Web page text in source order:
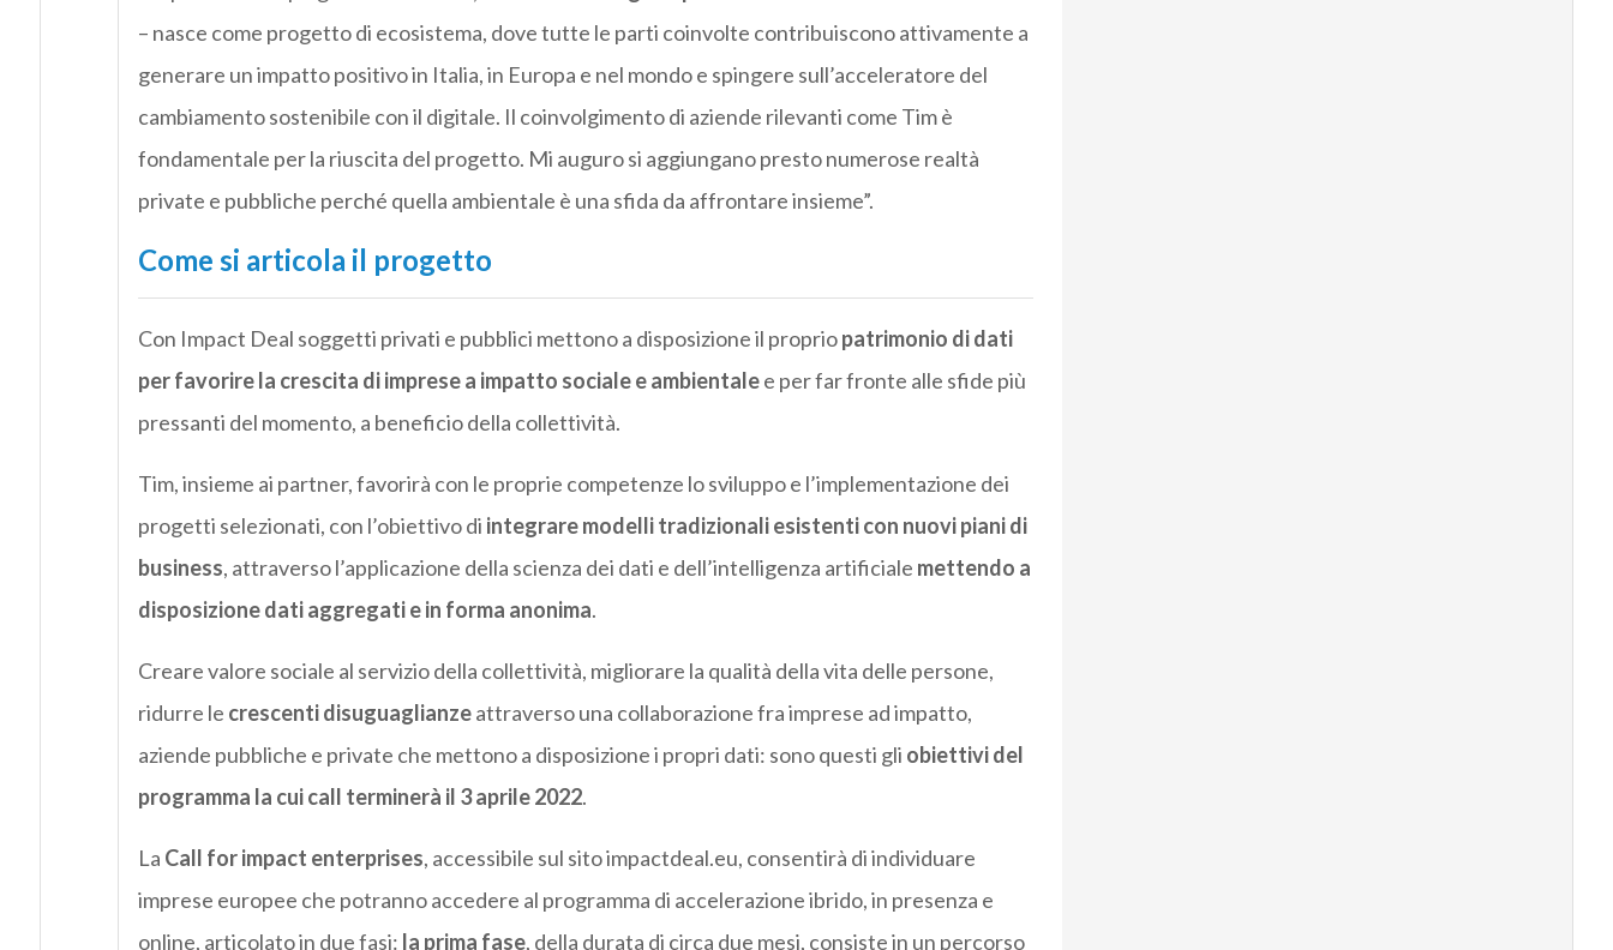
– nasce come progetto di ecosistema, dove tutte le parti coinvolte contribuiscono attivamente a
generare un impatto positivo in Italia, in Europa e nel mondo e spingere sull’acceleratore del
cambiamento sostenibile con il digitale. Il coinvolgimento di aziende rilevanti come Tim è
fondamentale per la riuscita del progetto. Mi auguro si aggiungano presto numerose realtà
private e pubbliche perché quella ambientale è una sfida da affrontare insieme”.
Come si articola il progetto
Con Impact Deal soggetti privati e pubblici mettono a disposizione il propriopatrimonio di dati
per favorire la crescita di imprese a impatto sociale e ambientalee per far fronte alle sfide più
pressanti del momento, a beneficio della collettività.
Tim, insieme ai partner, favorirà con le proprie competenze lo sviluppo e l’implementazione dei
progetti selezionati, con l’obiettivo di integrare modelli tradizionali esistenti con nuovi piani di
business, attraverso l’applicazione della scienza dei dati e dell’intelligenza artificiale mettendo a
disposizione dati aggregati e in forma anonima.
Creare valore sociale al servizio della collettività, migliorare la qualità della vita delle persone,
ridurre le crescenti disuguaglianzeattraverso una collaborazione fra imprese ad impatto,
aziende pubbliche e private che mettono a disposizione i propri dati: sono questi gli obiettivi del
programma la cui call terminerà il 3 aprile 2022.
La Call for impact enterprises, accessibile sul sito impactdeal.eu, consentirà di individuare
imprese europee che potranno accedere al programma di accelerazione ibrido, in presenza e
online, articolato in due fasi: la prima fase, della durata di circa due mesi, consiste in un percorso